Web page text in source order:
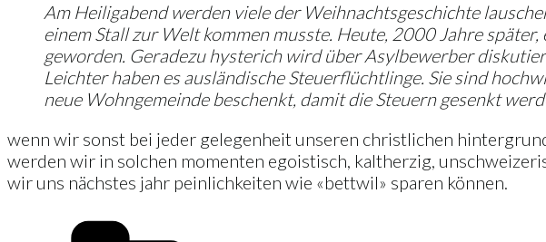
Am Heiligabend werden viele der Weihnachtsgeschichte
einem Stall zur Welt kommen musste. Heute, 2000 Jahre
geworden. Geradezu hysterich wird über Asylbewerber
Leichter haben es ausländische Steuerflüchtlinge. Sie sind
neue Wohngemeinde beschenkt, damit die Steuern gesenkt
wenn wir sonst bei jeder gelegenheit unseren christlichen
werden wir in solchen momenten egoistisch, kaltherzig,
wir uns nächstes jahr peinlichkeiten wie «bettwil» sparen können.